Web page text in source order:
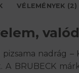
VÉLEMÉNYEK (2)
pizsama nadrág
BRUBECK